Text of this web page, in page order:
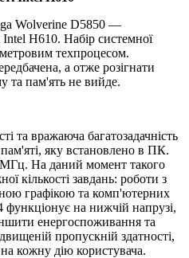
Wolverine D5850 —
H610. Набір системної
техпроцесом.
а отже розігнати
та пам'ять не вийде.
та вражаюча багатозадачність
яку встановлено в ПК.
На даний момент такого
кількості завдань: роботи з
графікою та комп'ютерних
на нижчій напрузі,
енергоспоживання та
пропускній здатності,
кожну дію користувача.